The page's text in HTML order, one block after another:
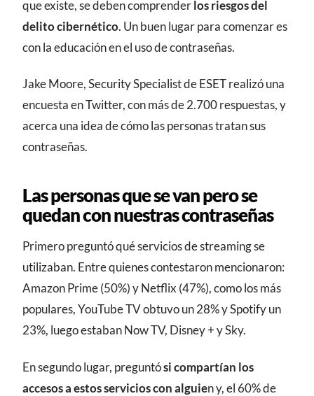
que existe, se deben comprenderlos riesgos del
delito cibernético. Un buen lugar para comenzar es
con la educación en el uso de contraseñas.
Jake Moore, Security Specialist de ESET realizó una
encuesta en Twitter, con más de 2.700 respuestas, y
acerca una idea de cómo las personas tratan sus
contraseñas.
Las personas que se van pero se
quedan con nuestras contraseñas
Primero preguntó qué servicios de streaming se
utilizaban. Entre quienes contestaron mencionaron:
Amazon Prime (50%) y Netflix (47%), como los más
populares, YouTube TV obtuvo un 28% y Spotify un
23%, luego estaban Now TV, Disney + y Sky.
En segundo lugar, preguntósi compartían los
accesos a estos servicios con alguien y, el 60% de